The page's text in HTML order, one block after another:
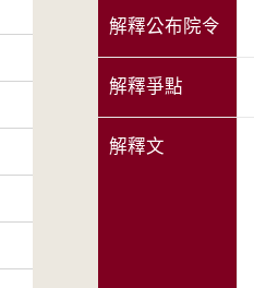
解釋公布院令
解釋爭點
解釋文